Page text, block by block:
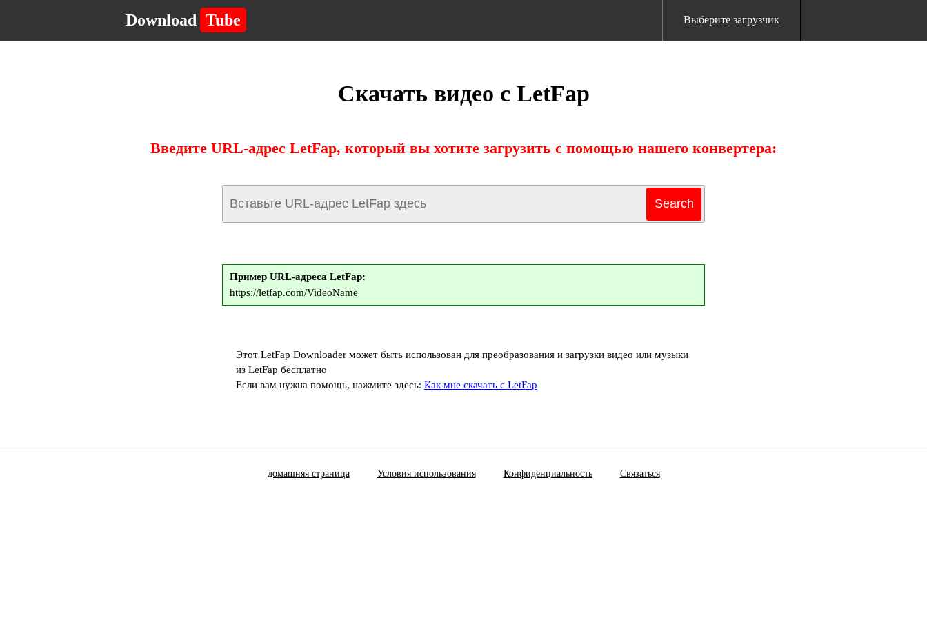
Download Tube Выберите загрузчик
Скачать видео с LetFap
Введите URL-адрес LetFap, который вы хотите загрузить с помощью нашего конвертера:
Пример URL-адреса LetFap:
https://letfap.com/VideoName
Этот LetFap Downloader может быть использован для преобразования и загрузки видео или музыки
из LetFap бесплатно
Если вам нужна помощь, нажмите здесь: Как мне скачать с LetFap
домашняя страница Условия использования Конфиденциальность Связаться